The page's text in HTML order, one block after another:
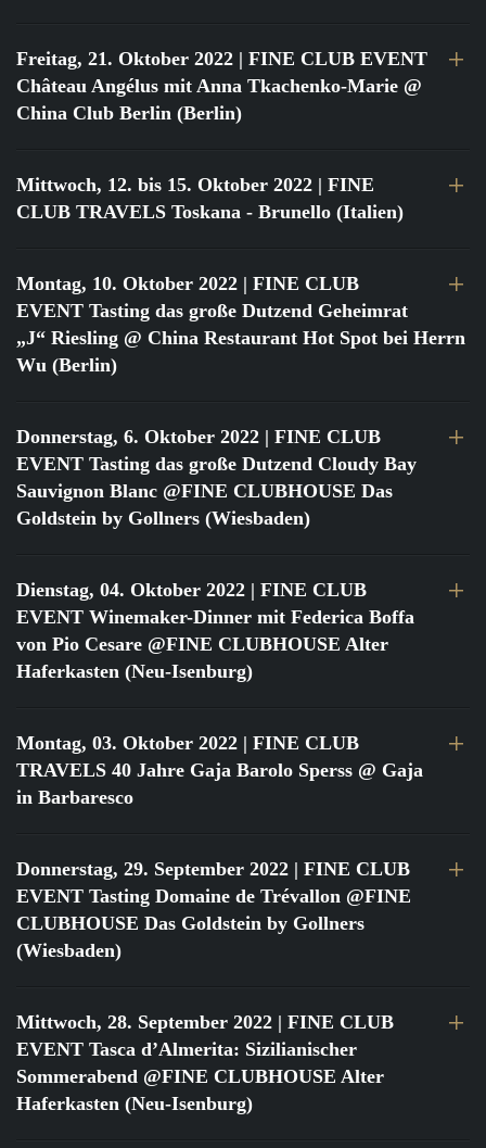
Freitag, 21. Oktober 2022 | FINE CLUB EVENT
Château Angélus mit Anna Tkachenko-Marie @
China Club Berlin (Berlin)
Mittwoch, 12. bis 15. Oktober 2022 | FINE
CLUB TRAVELS Toskana - Brunello (Italien)
Montag, 10. Oktober 2022 | FINE CLUB
EVENT Tasting das große Dutzend Geheimrat
„J“ Riesling @ China Restaurant Hot Spot bei Herrn
Wu (Berlin)
Donnerstag, 6. Oktober 2022 | FINE CLUB
EVENT Tasting das große Dutzend Cloudy Bay
Sauvignon Blanc @FINE CLUBHOUSE Das
Goldstein by Gollners (Wiesbaden)
Dienstag, 04. Oktober 2022 | FINE CLUB
EVENT Winemaker-Dinner mit Federica Boffa
von Pio Cesare @FINE CLUBHOUSE Alter
Haferkasten (Neu-Isenburg)
Montag, 03. Oktober 2022 | FINE CLUB
TRAVELS 40 Jahre Gaja Barolo Sperss @ Gaja
in Barbaresco
Donnerstag, 29. September 2022 | FINE CLUB
EVENT Tasting Domaine de Trévallon @FINE
CLUBHOUSE Das Goldstein by Gollners
(Wiesbaden)
Mittwoch, 28. September 2022 | FINE CLUB
EVENT Tasca d’Almerita: Sizilianischer
Sommerabend @FINE CLUBHOUSE Alter
Haferkasten (Neu-Isenburg)